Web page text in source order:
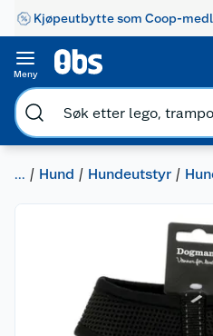
Kjøpeutbytte som Coop-
Meny
... Hund Hundeutstyr